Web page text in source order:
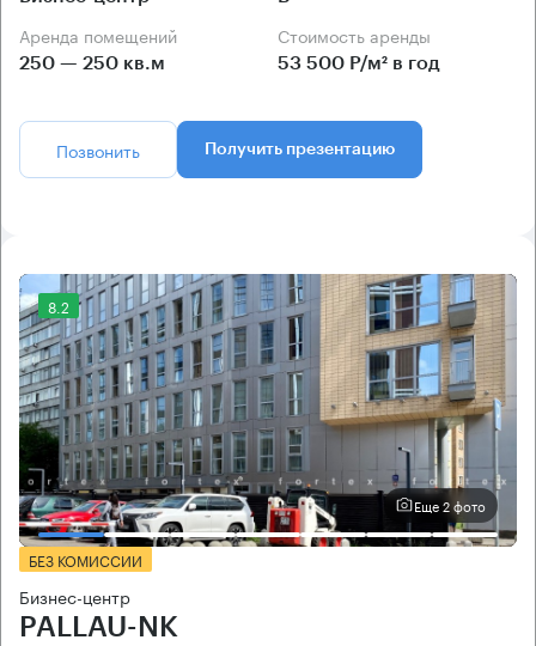
Аренда помещений
250 — 250 кв.м
Стоимость аренды
53 500 Р/м² в год
Позвонить Получить презентацию
8.2
Еще 2 фото
БЕЗ КОМИССИИ
Бизнес-центр
PALLAU-NK